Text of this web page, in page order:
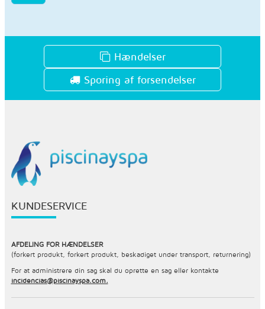
Hændelser
Sporing af forsendelser
KUNDESERVICE
AFDELING FOR HÆNDELSER
(forkert produkt, forkert produkt, beskadiget under transport, returnering)
For at administrere din sag skal du oprette en sag eller kontakte
incidencias@piscinayspa.com.